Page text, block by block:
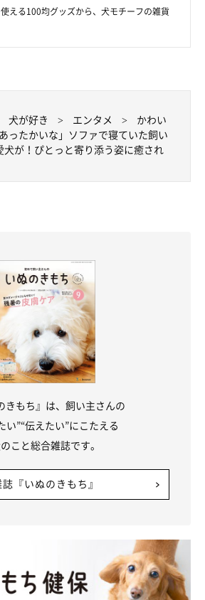
える100均グッズから、犬モチーフの雑貨
犬が好き エンタメ
かわい
あったかいな」ソファで寝ていた飼い
犬が！ぴとっと寄り添う姿に癒され
きもち』は、飼い主さんの
い”“伝えたい”にこたえる
こと総合雑誌です。
『いぬのきもち』